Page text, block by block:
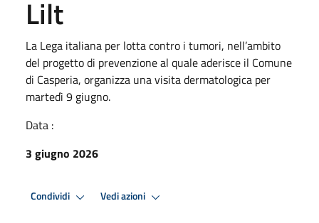
Lilt
La Lega italiana per lotta contro i tumori, nell’ambito
del progetto di prevenzione al quale aderisce il Comune
di Casperia, organizza una visita dermatologica per
martedì 9 giugno.
Data :
3 giugno 2026
Condividi Vedi azioni